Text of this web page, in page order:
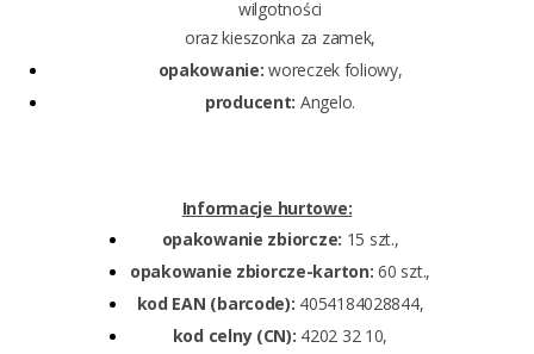
wilgotności
oraz kieszonka za zamek,
opakowanie: woreczek foliowy,
producent: Angelo.
Informacje hurtowe:
opakowanie zbiorcze: 15 szt.,
opakowanie zbiorcze-karton: 60 szt.,
kod EAN (barcode): 4054184028844,
kod celny (CN): 4202 32 10,